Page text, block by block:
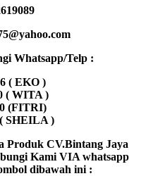
Whatsapp/Telp :
( EKO )
( WITA )
(FITRI)
( SHEILA )
Produk CV.Bintang Jaya
Kami VIA whatsapp
dibawah ini :